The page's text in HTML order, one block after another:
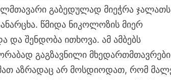
გაბედულად მიეჭრა
წმიდა ნიკოლოზის მიერ
და შენდობა ითხოვა. ამ ამბებს
გაგზავნილი მხედართმთავრები
მათ აზრადაც არ მოსდიოდათ, რომ